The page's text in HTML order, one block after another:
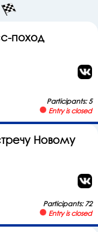
поход
Participants: 5
Entry is closed
Новому
Participants: 72
Entry is closed